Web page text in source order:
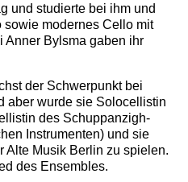
und studierte bei ihm und
modernes Cello mit
Anner Bylsma gaben ihr
der Schwerpunkt bei
aber wurde sie Solocellistin
des Schuppanzigh-
Instrumenten) und sie
Alte Musik Berlin zu spielen.
des Ensembles.